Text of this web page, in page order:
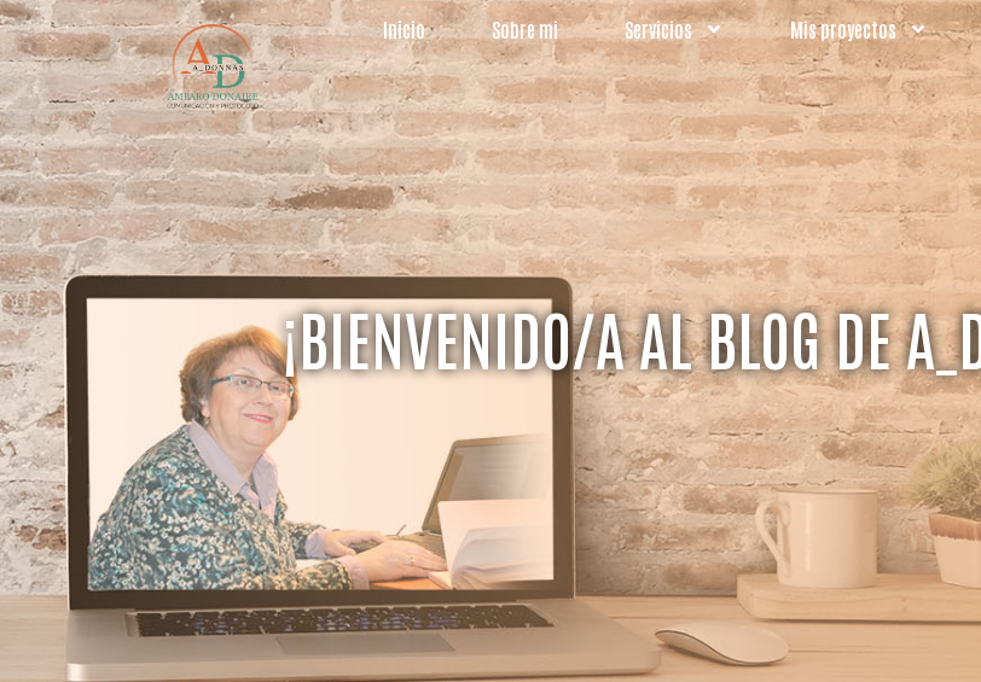
Inicio Sobre mi Servicios Mis proyectos
¡BIENVENIDO/A AL BLOG DE